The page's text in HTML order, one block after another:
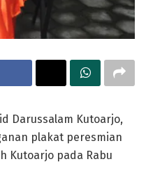
Darussalam Kutoarjo,
plakat peresmian
Kutoarjo pada Rabu